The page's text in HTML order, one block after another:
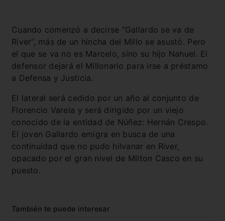
Cuando comenzó a decirse “Gallardo se va de
River”, más de un hincha del Millo se asustó. Pero
el que se va no es Marcelo, sino su hijo Nahuel. El
defensor dejará el Millonario para irse a préstamo
a Defensa y Justicia.
El lateral será cedido por un año al conjunto de
Florencio Varela y será dirigido por un viejo
conocido de la entidad de Núñez: Hernán Crespo.
El joven Gallardo emigra en busca de una
continuidad que no pudo hilvanar en River,
opacado por el gran nivel de Milton Casco en su
puesto.
También te puede interesar